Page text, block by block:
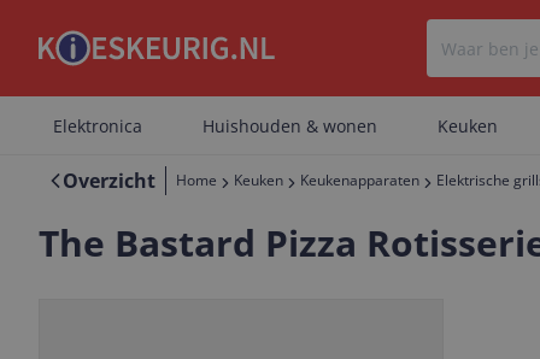
Elektronica Huishouden & wonen Keuken
Overzicht Home Keuken Keukenapparaten Elektrische
The Bastard Pizza